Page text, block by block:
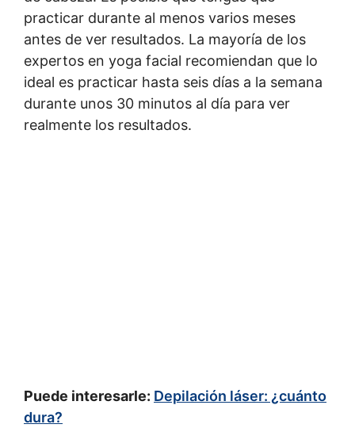
practicar durante al menos varios meses
antes de ver resultados. La mayoría de los
expertos en yoga facial recomiendan que lo
ideal es practicar hasta seis días a la semana
durante unos 30 minutos al día para ver
realmente los resultados.
Puede interesarle: Depilación láser: ¿cuánto
dura?